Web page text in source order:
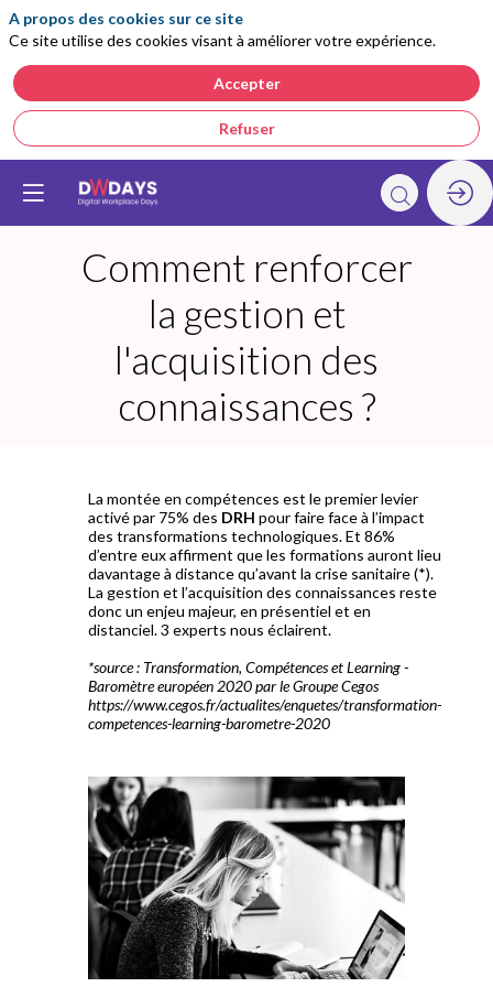
Comment renforcer
la gestion et
l'acquisition des
connaissances ?
La montée en compétences est le premier levier
activé par 75% des DRH pour faire face à l’impact
des transformations technologiques. Et 86%
d’entre eux affirment que les formations auront lieu
davantage à distance qu’avant la crise sanitaire (*).
La gestion et l’acquisition des connaissances reste
donc un enjeu majeur, en présentiel et en
distanciel. 3 experts nous éclairent.
*source : Transformation, Compétences et Learning -
Baromètre européen 2020 par le Groupe Cegos
https://www.cegos.fr/actualites/enquetes/transformation-
competences-learning-barometre-2020
A propos des cookies sur ce site
Ce site utilise des cookies visant à améliorer votre expérience.
Accepter
Refuser